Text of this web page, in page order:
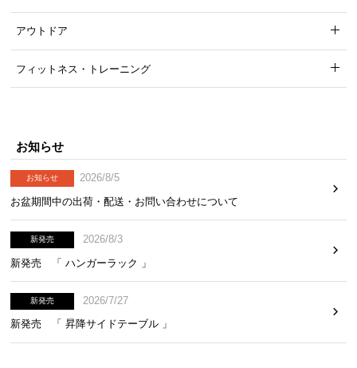
アウトドア
フィットネス・トレーニング
お知らせ
お知らせ
2026/8/5
お盆期間中の出荷・配送・お問い合わせについて
新発売
2026/8/3
新発売 「 ハンガーラック 」
新発売
2026/7/27
新発売 「 昇降サイドテーブル 」